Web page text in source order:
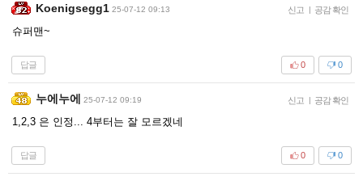
Koenigsegg1 25-07-12 09:13 신고 | 공감 확인
슈퍼맨~
답글 0
0
누에누에 25-07-12 09:19 신고 | 공감 확인
1,2,3 은 인정... 4부터는 잘 모르겠네
답글 0
0